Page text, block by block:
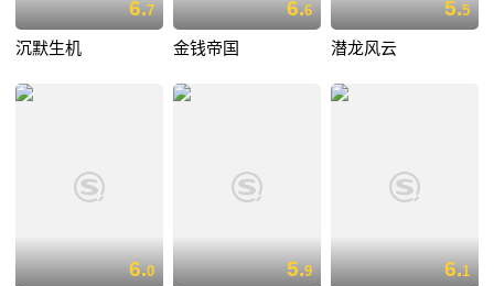
6.7
沉默生机
6.6
金钱帝国
5.5
潜龙风云
6.0 5.9 6.1